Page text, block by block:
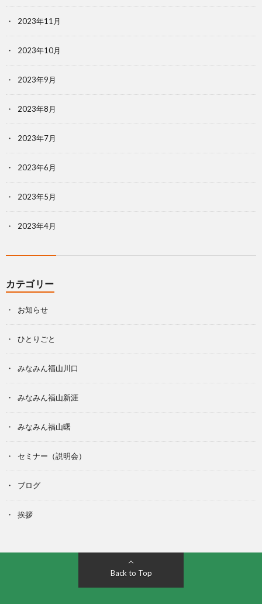
2023年11月
2023年10月
2023年9月
2023年8月
2023年7月
2023年6月
2023年5月
2023年4月
カテゴリー
お知らせ
ひとりごと
みなみん福山川口
みなみん福山新涯
みなみん福山曙
セミナー（説明会）
ブログ
挨拶
Back to Top